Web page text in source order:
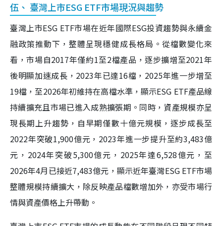
伍、 臺灣上市ESG ETF市場現況與趨勢
臺灣上市ESG ETF市場在近年國際ESG投資趨勢與永續金
融政策推動下，整體呈現穩健成長格局。從檔數變化來
看，市場自2017年僅約1至2檔產品，逐步擴增至2021年
後明顯加速成長，2023年已達16檔，2025年進一步增至
19檔，至2026年初維持在高檔水準，顯示ESG ETF產品線
持續擴充且市場已進入成熟擴張期。同時，資產規模亦呈
現長期上升趨勢，自早期僅數十億元規模，逐步成長至
2022年突破1,900億元，2023年進一步提升至約3,483億
元，2024年突破5,300億元，2025年達6,528億元，至
2026年4月已接近7,483億元，顯示近年臺灣ESG ETF市場
整體規模持續擴大，除反映產品檔數增加外，亦受市場行
情與資產價格上升帶動。